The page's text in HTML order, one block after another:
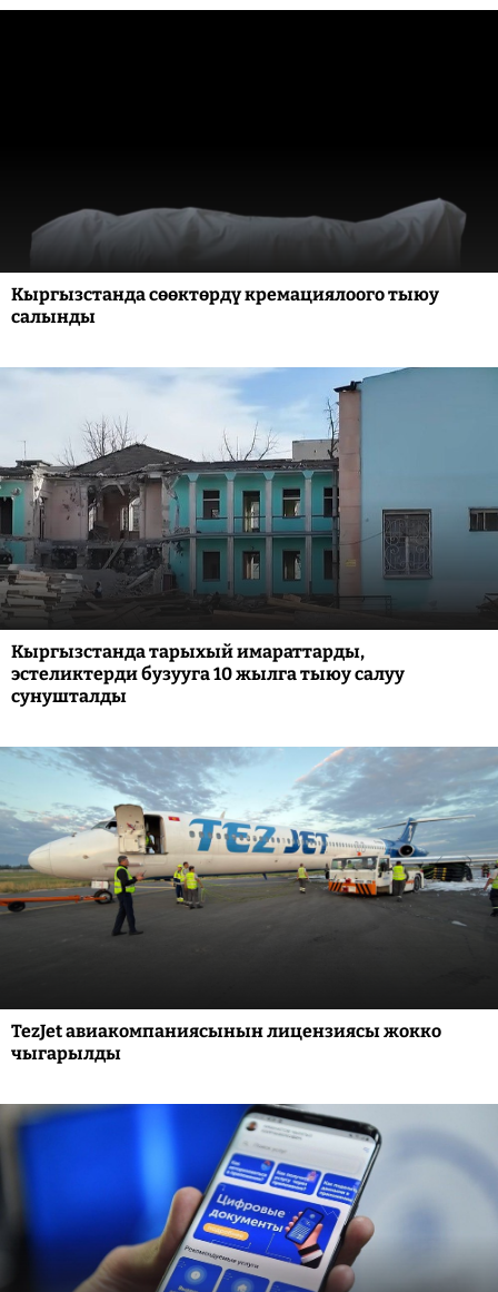
Кыргызстанда сөөктөрдү кремациялоого тыюу
салынды
Кыргызстанда тарыхый имараттарды,
эстеликтерди бузууга 10 жылга тыюу салуу
сунушталды
TezJet авиакомпаниясынын лицензиясы жокко
чыгарылды